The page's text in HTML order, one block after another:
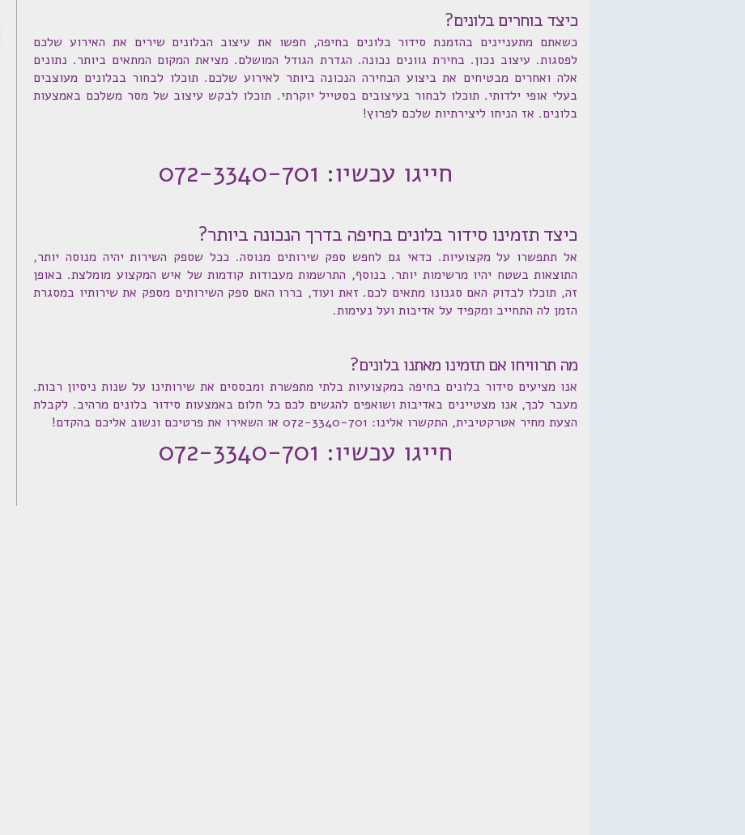
כיצד בוחרים בלונים?
כשאתם מתעניינים בהזמנת סידור בלונים בחיפה, חפשו את עיצוב הבלונים שירים את האירוע שלכם
לפסגות. עיצוב נכון. בחירת גוונים נכונה. הגדרת הגודל המושלם. מציאת המקום המתאים ביותר. נתונים
אלה ואחרים מבטיחים את ביצוע הבחירה הנכונה ביותר לאירוע שלכם. תוכלו לבחור בבלונים מעוצבים
בעלי אופי ילדותי. תוכלו לבחור בעיצובים בסטייל יוקרתי. תוכלו לבקש עיצוב של מסר משלכם באמצעות
בלונים. אז הניחו ליצירתיות שלכם לפרוץ!
חייגו עכשיו: 072-3340-701
כיצד תזמינו סידור בלונים בחיפה בדרך הנכונה ביותר?
אל תתפשרו על מקצועיות. כדאי גם לחפש ספק שירותים מנוסה. ככל שספק השירות יהיה מנוסה יותר,
התוצאות בשטח יהיו מרשימות יותר. בנוסף, התרשמות מעבודות קודמות של איש המקצוע מומלצת. באופן
זה, תוכלו לבדוק האם סגנונו מתאים לכם. זאת ועוד, בררו האם ספק השירותים מספק את שירותיו במסגרת
הזמן לה התחייב ומקפיד על אדיבות ועל נעימות.
מה תרוויחו אם תזמינו מאתנו בלונים?
אנו מציעים סידור בלונים בחיפה במקצועיות בלתי מתפשרת ומבססים את שירותינו על שנות ניסיון רבות.
מעבר לכך, אנו מצטיינים באדיבות ושואפים להגשים לכם כל חלום באמצעות סידור בלונים מרהיב. לקבלת
הצעת מחיר אטרקטיבית, התקשרו אלינו: 072-3340-701 או השאירו את פרטיכם ונשוב אליכם בהקדם!
חייגו עכשיו: 072-3340-701